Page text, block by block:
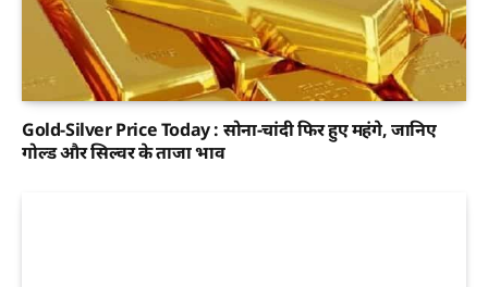
Gold-Silver Price Today : सोना-चांदी फिर हुए महंगे, जानिए
गोल्ड और सिल्वर के ताजा भाव